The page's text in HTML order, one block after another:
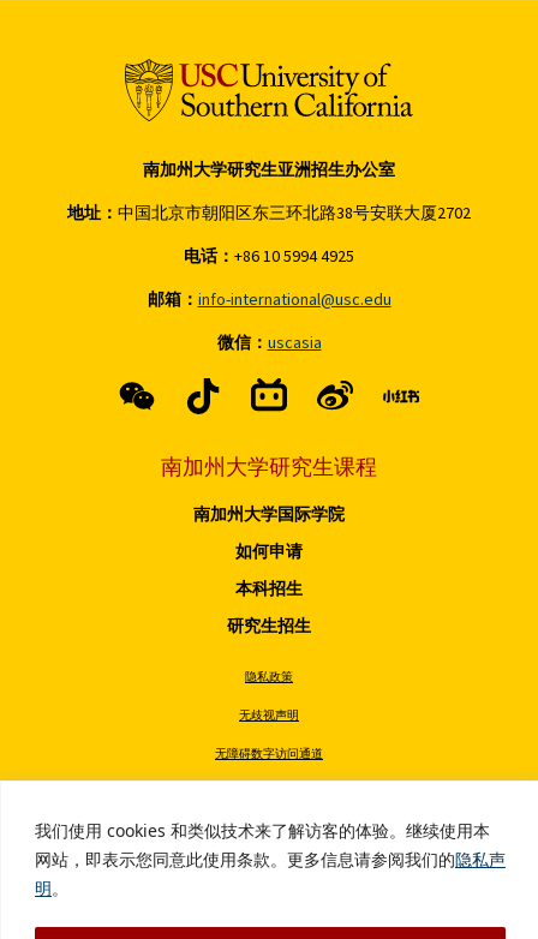
我们使用 cookies 和类似技术来了解访客的体验。继续使用本
网站，即表示您同意此使用条款。更多信息请参阅我们的隐私声
明。
南加州大学研究生亚洲招生办公室
地址： 中国北京市朝阳区东三环北路38号安联大厦2702
电话： +86 10 5994 4925
邮箱： info-international@usc.edu
微信： uscasia
南加州大学研究生课程
南加州大学国际学院
如何申请
本科招生
研究生招生
隐私政策
无歧视声明
无障碍数字访问通道
版权所有 © 2026 南加州大学